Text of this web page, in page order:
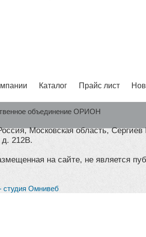
Каталог Прайс лист
объединение ОРИОН
Московская область,
212В.
на сайте, не является
студия Омнивеб